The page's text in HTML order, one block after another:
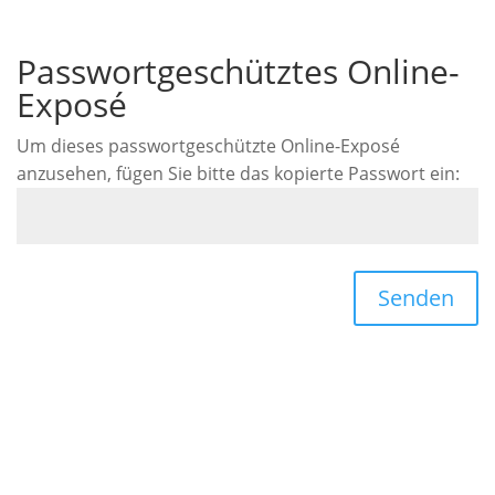
Passwortgeschütztes Online-
Exposé
Um dieses passwortgeschützte Online-Exposé
anzusehen, fügen Sie bitte das kopierte Passwort ein:
Senden